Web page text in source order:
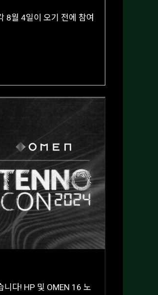
8월 4일이 오기 전에 참여
니다! HP 및 OMEN 16 노